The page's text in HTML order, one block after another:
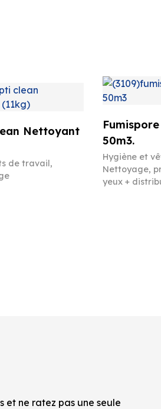
Nettoyant
de travail,
50m3.
Hygiène et
Nettoyage,
yeux +
et ne ratez pas une seule